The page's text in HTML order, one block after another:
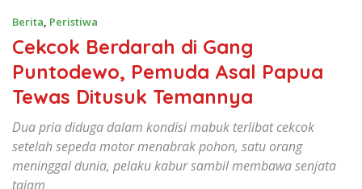
Berita, Peristiwa
Cekcok Berdarah di Gang
Puntodewo, Pemuda Asal Papua
Tewas Ditusuk Temannya
Dua pria diduga dalam kondisi mabuk terlibat cekcok
setelah sepeda motor menabrak pohon, satu orang
meninggal dunia, pelaku kabur sambil membawa senjata
tajam